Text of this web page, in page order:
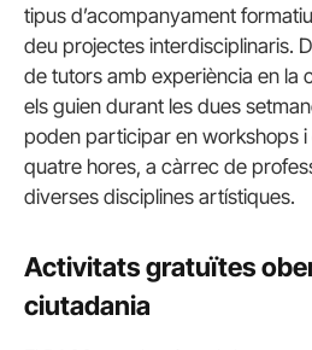
tipus d’acompanyament
deu projectes interdisciplinaris.
de tutors amb experiència en la
els guien durant les dues
poden participar en workshops
quatre hores, a càrrec de
diverses disciplines artístiques.
Activitats gratuïtes
ciutadania